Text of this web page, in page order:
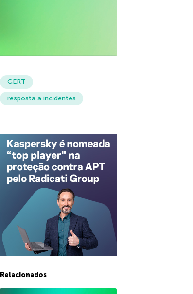
GERT
resposta a incidentes
Relacionados